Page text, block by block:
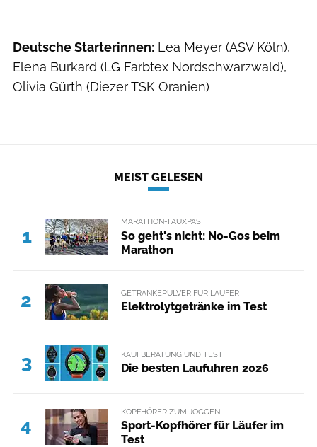
Deutsche Starterinnen: Lea Meyer (ASV Köln),
Elena Burkard (LG Farbtex Nordschwarzwald),
Olivia Gürth (Diezer TSK Oranien)
MEIST GELESEN
1
MARATHON-FAUXPAS
So geht's nicht: No-Gos beim
Marathon
2 GETRÄNKEPULVER FÜR LÄUFER
Elektrolytgetränke im Test
3 KAUFBERATUNG UND TEST
Die besten Laufuhren 2026
4
KOPFHÖRER ZUM JOGGEN
Sport-Kopfhörer für Läufer im
Test